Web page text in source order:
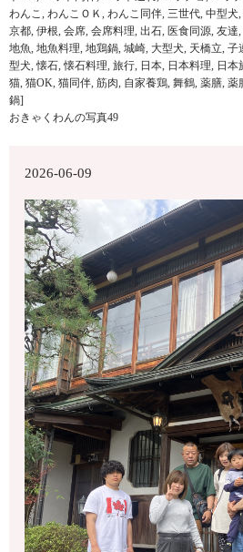
わんこ, わんこＯＫ , わんこ同伴, 三世代, 中型犬,
京都, 伊根, 会席, 会席料理, 出石, 医食同源, 友達,
地魚, 地魚料理, 地鶏鍋, 城崎, 大型犬, 天橋立, 子
型犬,懐石,懐石料理, 旅行, 日本, 日本料理, 日本
猫, 猫OK, 猫同伴, 筋肉, 自家養鶏, 舞鶴, 薬膳, 薬
鍋]
おきゃくわんの写真49
2026-06-09